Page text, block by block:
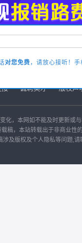
接 诚聘英才 版权声
，本网如不能及时更新或
稿，本站转载出于非商业性
及版权及个人隐私等问题,
对您免费 ，请放心接听！